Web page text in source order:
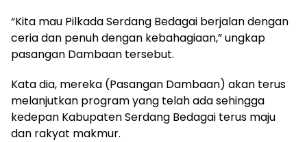
“Kita mau Pilkada Serdang Bedagai berjalan dengan
ceria dan penuh dengan kebahagiaan,” ungkap
pasangan Dambaan tersebut.
Kata dia, mereka (Pasangan Dambaan) akan terus
melanjutkan program yang telah ada sehingga
kedepan Kabupaten Serdang Bedagai terus maju
dan rakyat makmur.